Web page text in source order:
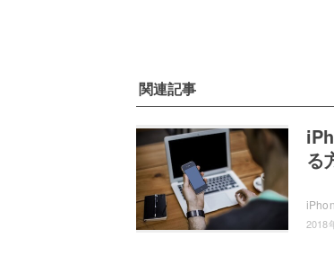
関連記事
る
2018